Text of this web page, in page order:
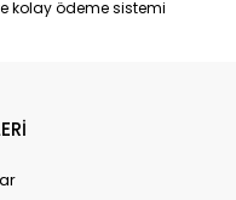
kolay ödeme sistemi